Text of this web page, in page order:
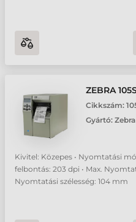
ZEBRA
Cikkszám:
Gyártó: Zebra
Kivitel: Közepes • Nyomtatási
felbontás: 203 dpi • Max.
Nyomtatási szélesség: 104 mm